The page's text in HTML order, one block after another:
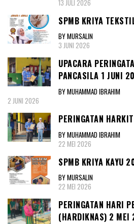
13 JULI 2026
SPMB KRIYA
BY MURSALIN
3 JUNI 2026
UPACARA
PANCASILA 1 JUNI
BY MUHAMMAD IBRAHIM
2 JUNI 2026
PERINGATAN
BY MUHAMMAD IBRAHIM
22 MEI 2026
SPMB KRIYA KAYU
BY MURSALIN
22 MEI 2026
PERINGATAN HARI
(HARDIKNAS) 2 MEI